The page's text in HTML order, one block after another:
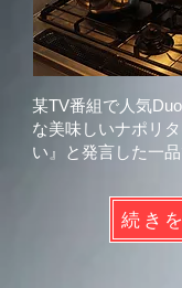
某TV番組で人気
な美味しいナポリ
い』と発言した一品
続き